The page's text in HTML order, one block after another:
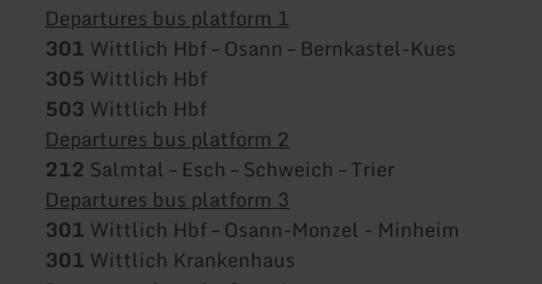
Departures bus platform 1
301 Wittlich Hbf – Osann – Bernkastel-Kues
305 Wittlich Hbf
503 Wittlich Hbf
Departures bus platform 2
212 Salmtal – Esch – Schweich – Trier
Departures bus platform 3
301 Wittlich Hbf – Osann-Monzel - Minheim
301 Wittlich Krankenhaus